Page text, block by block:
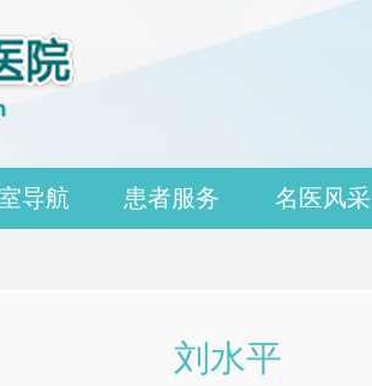
导航 患者服务 名医风采
刘水平